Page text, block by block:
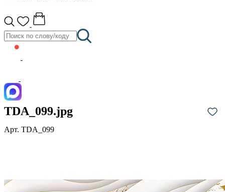
TDA_099.jpg
Арт. TDA_099